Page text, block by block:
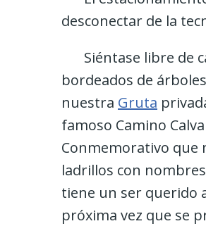
desconectar de la
Siéntase libre de
bordeados de
nuestra Gruta
famoso Camino
Conmemorativo que
ladrillos con
tiene un ser querido
próxima vez que se